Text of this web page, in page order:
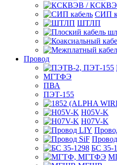
СИП
ШТЛП
Провод
МГТФЭ
ПВА
ПЭТ-155
H05V-K
H07V-K
БС 35-